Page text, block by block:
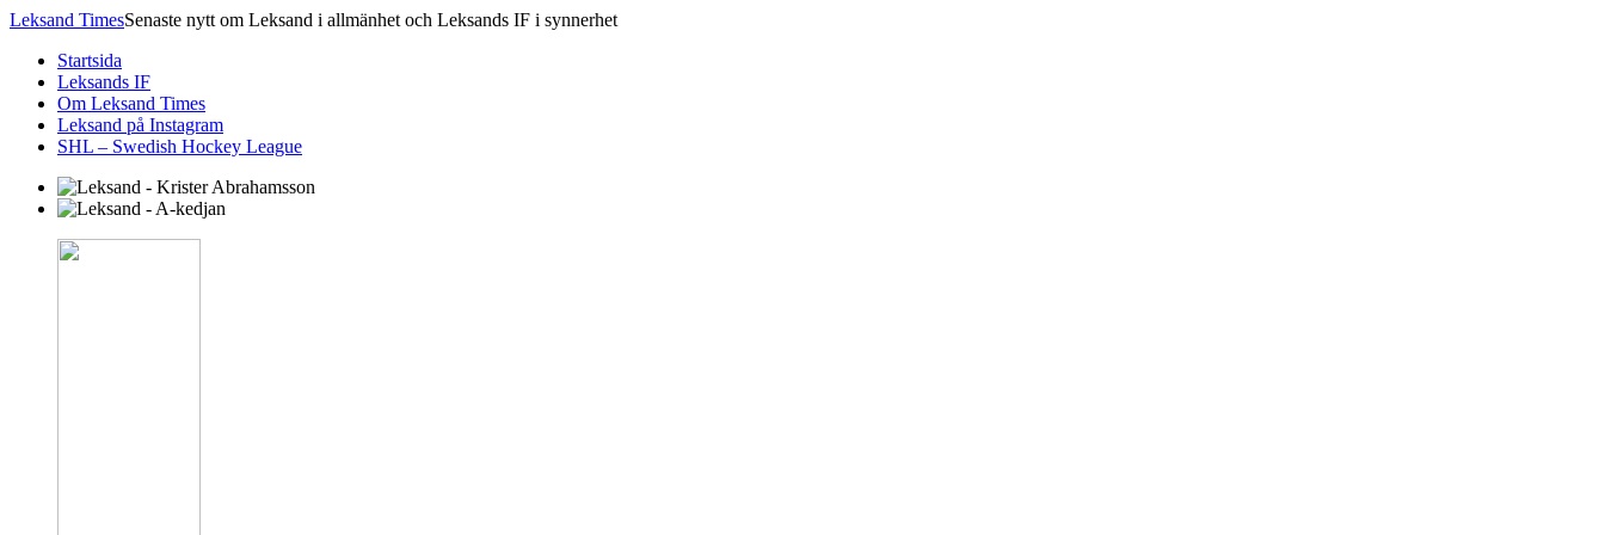
Leksand TimesSenaste nytt om Leksand i allmänhet och Leksands IF i synnerhet
Startsida
Leksands IF
Om Leksand Times
Leksand på Instagram
SHL – Swedish Hockey League